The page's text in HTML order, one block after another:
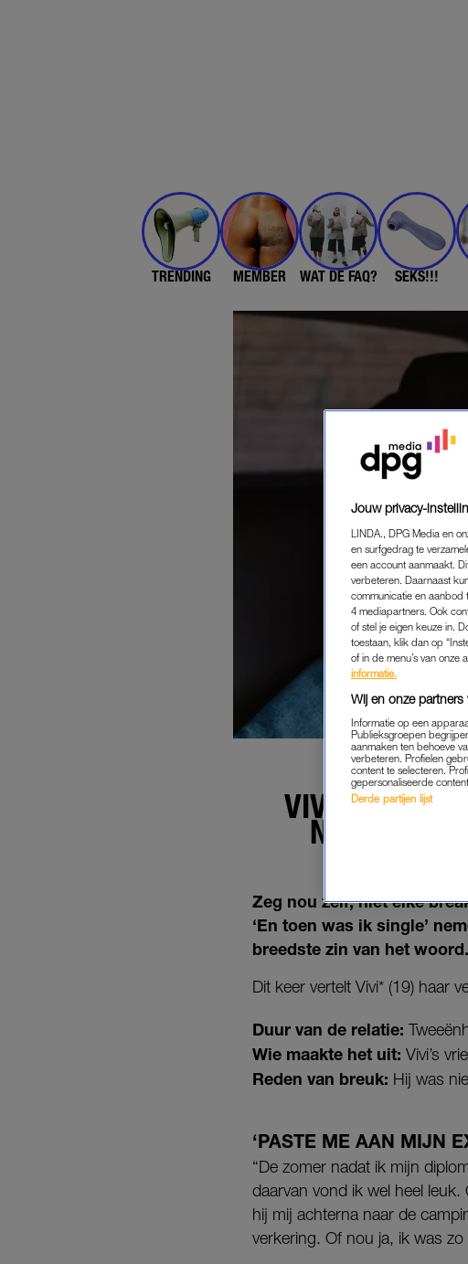
TRENDING MEMBER WAT DE FAQ? SEKS!!!
VIVI'S (19) EX
NOEMT HIJ
Zeg nou zelf, niet elke
‘En toen was ik single’
breedste zin van het
Dit keer vertelt Vivi* (19) haar
Duur van de relatie:
Wie maakte het uit: Vivi’s
Reden van breuk: Hij was
‘PASTE ME AAN MIJN
“De zomer nadat ik mijn
daarvan vond ik wel heel
hij mij achterna naar de
verkering. Of nou ja, ik was
Jouw privacy-
LINDA., DPG Media en
en surfgedrag te
een account aanmaakt.
verbeteren. Daarnaast
communicatie en aanbod
4 mediapartners. Ook
of stel je eigen keuze in.
toestaan, klik dan op
of in de menu’s van onze
informatie.
Wij en onze
Informatie op een
Publieksgroepen
aanmaken ten behoeve
verbeteren. Profielen
content te selecteren.
gepersonaliseerde
Derde partijen lijst